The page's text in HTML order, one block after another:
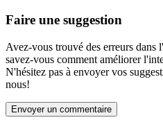
Faire une suggestion
Avez-vous trouvé des erreurs dans
savez-vous comment améliorer
N'hésitez pas à envoyer vos
nous!
Envoyer un commentaire